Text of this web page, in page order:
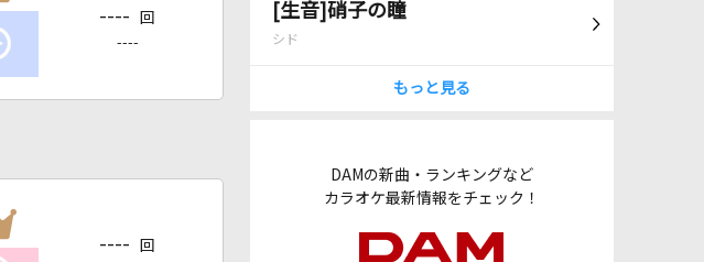
[生音]硝子の瞳
シド
もっと見る
DAMの新曲・ランキングなど
カラオケ最新情報をチェック！
---- 回
----
---- 回